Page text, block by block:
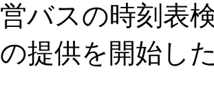
営バスの時刻表
の提供を開始し